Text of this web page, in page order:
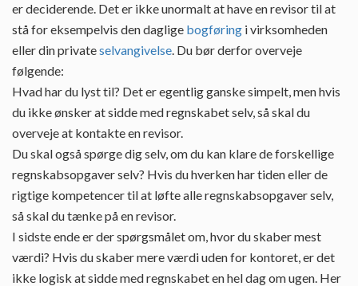
er deciderende. Det er ikke unormalt at have en revisor til at
stå for eksempelvis den daglige bogføring i virksomheden
eller din privateselvangivelse. Du bør derfor overveje
følgende:
Hvad har du lyst til? Det er egentlig ganske simpelt, men hvis
du ikke ønsker at sidde med regnskabet selv, så skal du
overveje at kontakte en revisor.
Du skal også spørge dig selv, om du kan klare de forskellige
regnskabsopgaver selv? Hvis du hverken har tiden eller de
rigtige kompetencer til at løfte alle regnskabsopgaver selv,
så skal du tænke på en revisor.
I sidste ende er der spørgsmålet om, hvor du skaber mest
værdi? Hvis du skaber mere værdi uden for kontoret, er det
ikke logisk at sidde med regnskabet en hel dag om ugen. Her